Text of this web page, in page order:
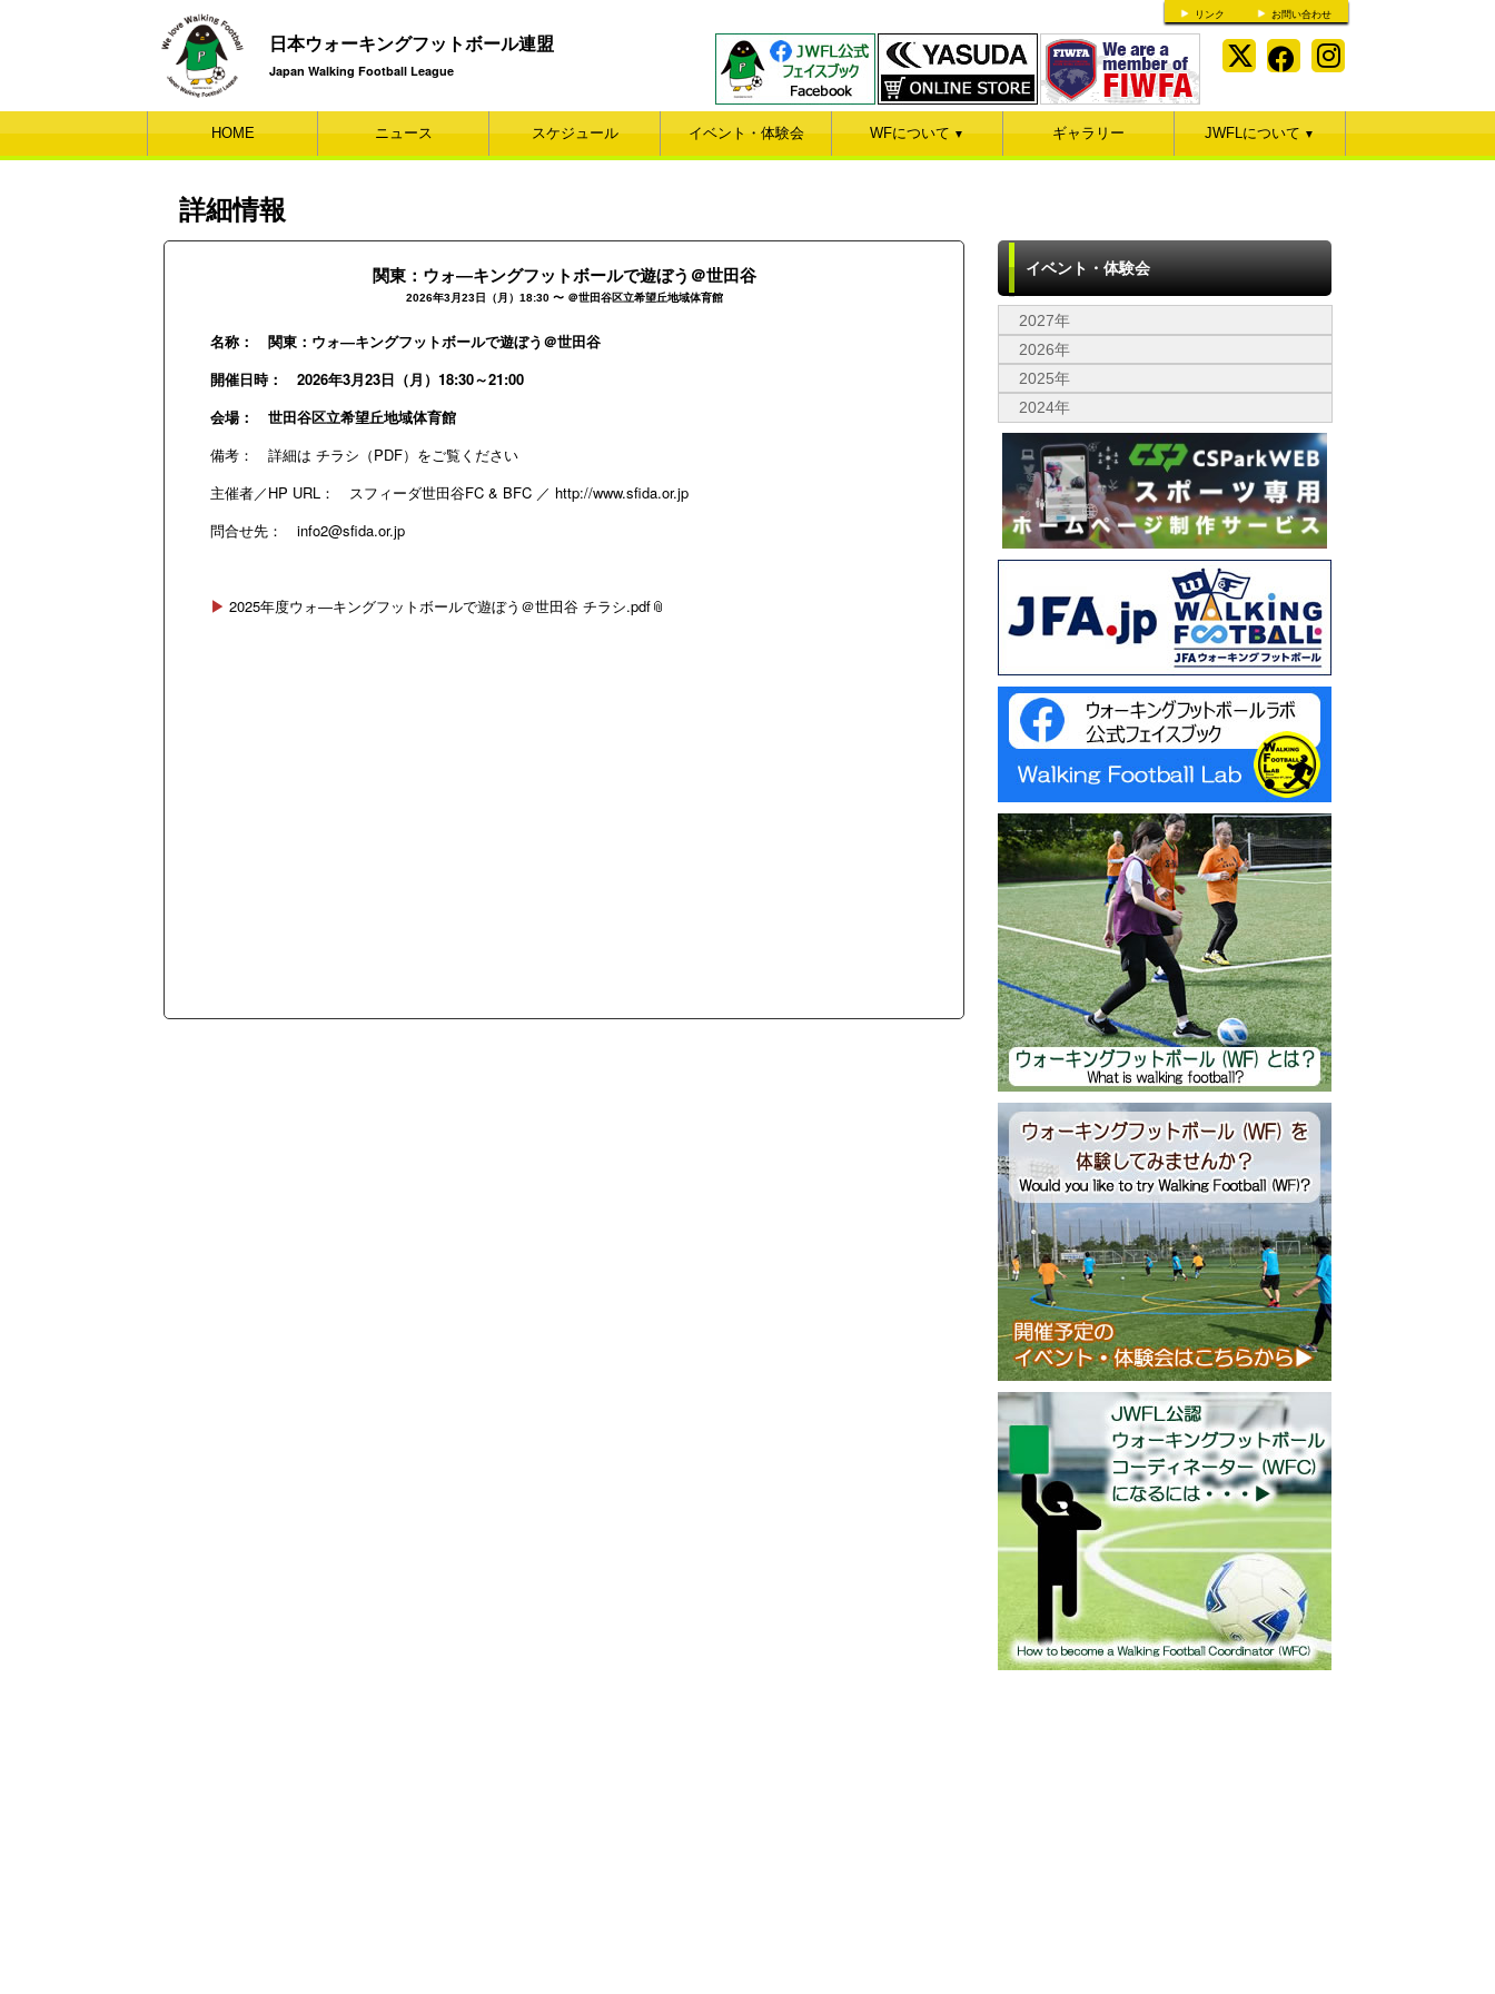
リンク お問い合わせ
日本ウォーキングフットボール連盟
Japan Walking Football League
HOME ニュース スケジュール イベント・体験会 WFについて▼ ギャラリー JWFLについて▼
詳細情報
関東：ウォ―キングフットボールで遊ぼう＠世田谷
2026年3月23日（月）18:30 〜 ＠世田谷区立希望丘地域体育館
名称： 関東：ウォ―キングフットボールで遊ぼう＠世田谷
開催日時： 2026年3月23日（月）18:30～21:00
会場： 世田谷区立希望丘地域体育館
備考： 詳細は チラシ（PDF）をご覧ください
主催者／HP URL： スフィーダ世田谷FC & BFC ／ http://www.sfida.or.jp
問合せ先：info2@sfida.or.jp
▶ 2025年度ウォ―キングフットボールで遊ぼう＠世田谷 チラシ.pdf
イベント・体験会
2027年
2026年
2025年
2024年